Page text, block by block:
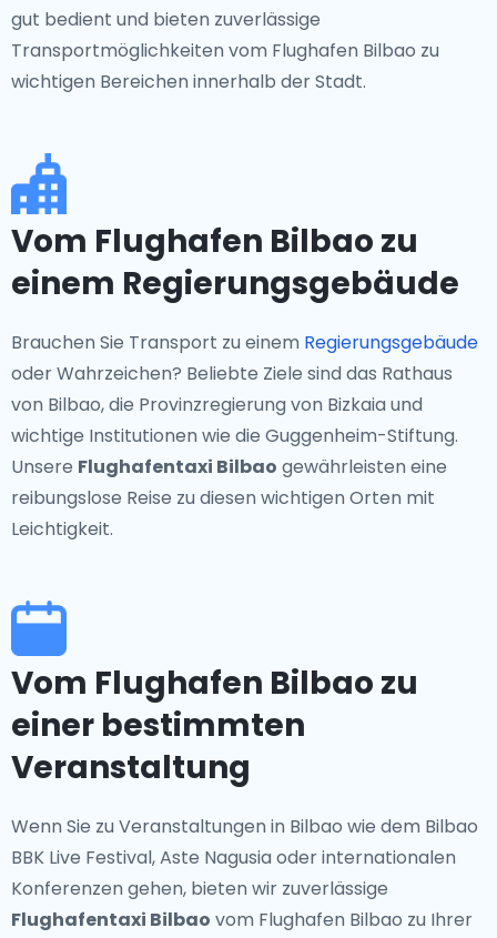
gut bedient und bieten zuverlässige
Transportmöglichkeiten vom Flughafen Bilbao zu
wichtigen Bereichen innerhalb der Stadt.
Vom Flughafen Bilbao zu
einem Regierungsgebäude
Brauchen Sie Transport zu einem Regierungsgebäude
oder Wahrzeichen? Beliebte Ziele sind das Rathaus
von Bilbao, die Provinzregierung von Bizkaia und
wichtige Institutionen wie die Guggenheim-Stiftung.
Unsere Flughafentaxi Bilbao gewährleisten eine
reibungslose Reise zu diesen wichtigen Orten mit
Leichtigkeit.
Vom Flughafen Bilbao zu
einer bestimmten
Veranstaltung
Wenn Sie zu Veranstaltungen in Bilbao wie dem Bilbao
BBK Live Festival, Aste Nagusia oder internationalen
Konferenzen gehen, bieten wir zuverlässige
Flughafentaxi Bilbao vom Flughafen Bilbao zu Ihrer